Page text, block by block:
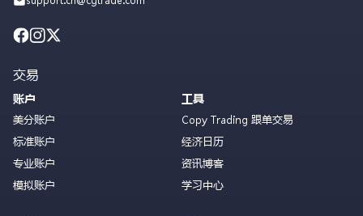
交易
账户
美分账户
标准账户
专业账户
模拟账户
工具
Copy Trading 跟单交易
经济日历
资讯博客
学习中心